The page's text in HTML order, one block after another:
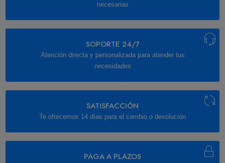
necesarias
SOPORTE 24/7
Atención directa y personalizada para atender tus
necesidades
SATISFACCIÓN
Te ofrecemos 14 días para el cambio o devolución
PAGA A PLAZOS